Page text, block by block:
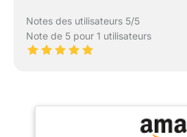
Notes des utilisateurs 5/5
Note de 5 pour 1 utilisateurs